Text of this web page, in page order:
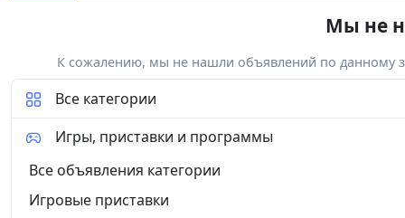
Мы не
К сожалению, мы не нашли объявлений по данному
Все категории
Игры, приставки и программы
Все объявления категории
Игровые приставки